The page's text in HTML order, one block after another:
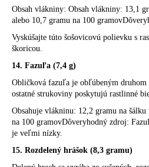
Obsah vlákniny: Obsah vlákniny: 13,1
alebo 10,7 gramu na 100
Vyskúšajte túto šošovicovú polievku s
škoricou.
14. Fazuľa (7,4 g)
Obličková fazuľa je obľúbeným druhom
ostatné strukoviny poskytujú rastlinné
Obsahuje vlákninu: 12,2 gramu na
na 100 gramovDôveryhodný zdroj:
je veľmi nízky.
15. Rozdelený hrášok (8,3 gramu)